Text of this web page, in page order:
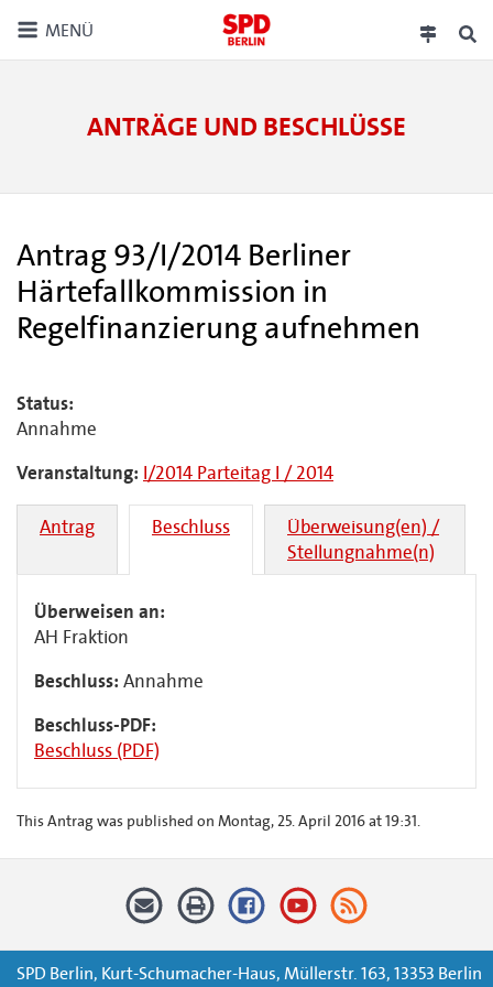
MENÜ
ANTRÄGE UND BESCHLÜSSE
Antrag 93/I/2014 Berliner
Härtefallkommission in
Regelfinanzierung aufnehmen
Status:
Annahme
Veranstaltung: I/2014 Parteitag I / 2014
Antrag Beschluss
Überweisung(en) /
Stellungnahme(n)
Überweisen an:
AH Fraktion
Beschluss: Annahme
Beschluss-PDF:
Beschluss (PDF)
This Antrag was published on Montag, 25. April 2016 at 19:31.
SPD Berlin, Kurt-Schumacher-Haus, Müllerstr. 163, 13353 Berlin